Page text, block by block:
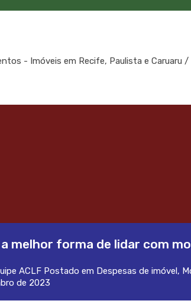
a melhor forma de lidar com
ACLF Postado em Despesas de imóvel,
de 2023